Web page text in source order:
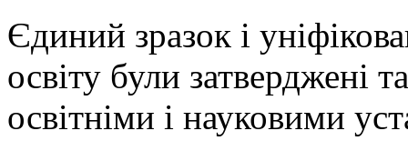
Єдиний зразок і
освіту були затверджені
освітніми і науковими